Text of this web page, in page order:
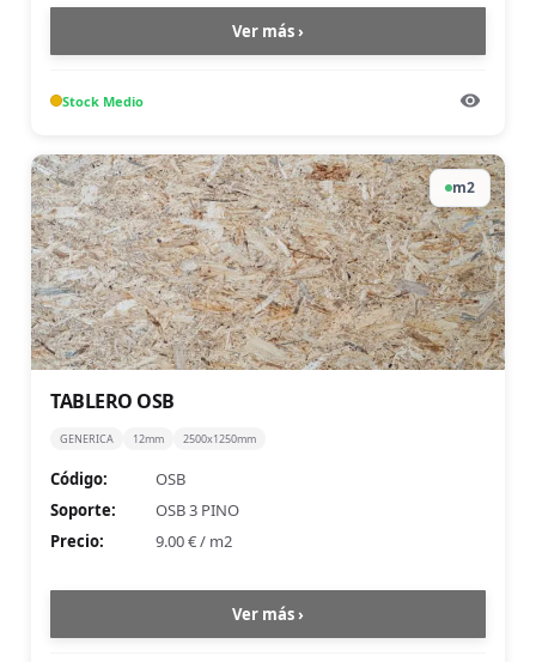
Ver más ›
Stock Medio
TABLERO OSB
GENERICA 12mm 2500x1250mm
Código:
OSB
Soporte:
OSB 3 PINO
Precio:
9.00 €/ m2
Ver más ›
m2